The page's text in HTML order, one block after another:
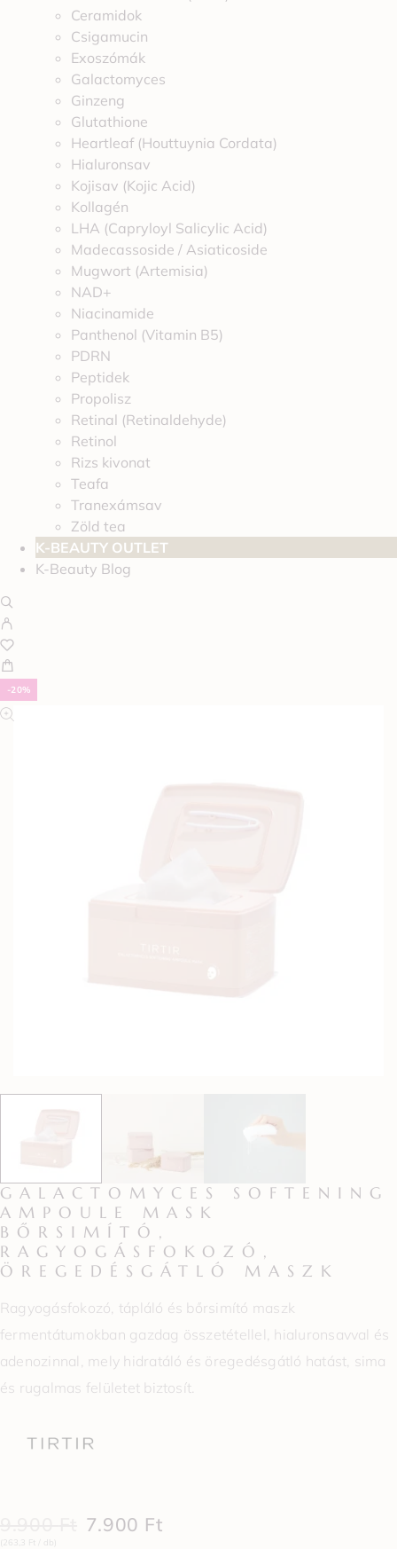
Ceramidok
Csigamucin
Exoszómák
Galactomyces
Ginzeng
Glutathione
Heartleaf (Houttuynia Cordata)
Hialuronsav
Kojisav (Kojic Acid)
Kollagén
LHA (Capryloyl Salicylic Acid)
Madecassoside / Asiaticoside
Mugwort (Artemisia)
NAD+
Niacinamide
Panthenol (Vitamin B5)
PDRN
Peptidek
Propolisz
Retinal (Retinaldehyde)
Retinol
Rizs kivonat
Teafa
Tranexámsav
Zöld tea
K-BEAUTY OUTLET
K-Beauty Blog
-20%
GALACTOMYCES SOFTENING
AMPOULE MASK
BŐRSIMÍTÓ,
RAGYOGÁSFOKOZÓ,
ÖREGEDÉSGÁTLÓ MASZK
Ragyogásfokozó, tápláló és bőrsimító maszk
fermentátumokban gazdag összetétellel, hialuronsavval és
adenozinnal, mely hidratáló és öregedésgátló hatást, sima
és rugalmas felületet biztosít.
7.900 Ft
(263,3 Ft / db)